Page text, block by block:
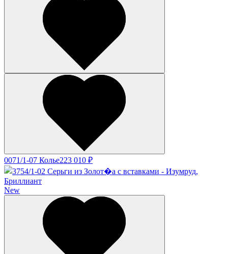
0071/1-07 Колье223 010 ₽
New